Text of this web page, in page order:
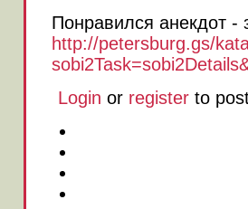
Понравился анекдот -
http://petersburg.gs/
Login or register to